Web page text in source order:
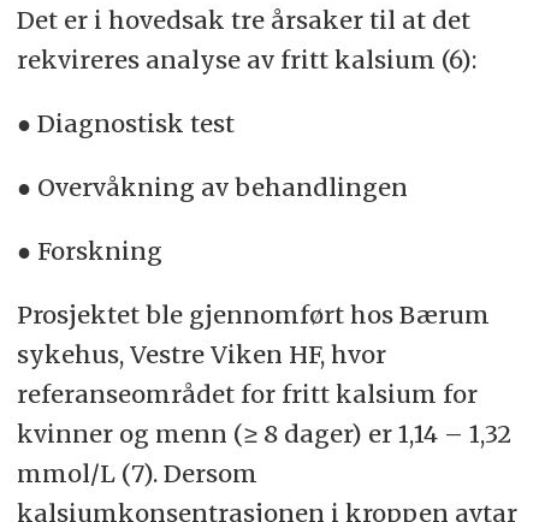
Det er i hovedsak tre årsaker til at det
rekvireres analyse av fritt kalsium (6):
● Diagnostisk test
● Overvåkning av behandlingen
● Forskning
Prosjektet ble gjennomført hos Bærum
sykehus, Vestre Viken HF, hvor
referanseområdet for fritt kalsium for
kvinner og menn (≥ 8 dager) er 1,14 – 1,32
mmol/L (7). Dersom
kalsiumkonsentrasjonen i kroppen avtar